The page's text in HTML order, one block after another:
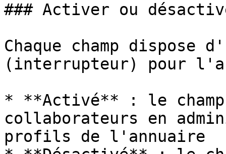
### Activer ou
Chaque champ dispose
(interrupteur) pour
* **Activé** : le
collaborateurs en
profils de l'annuaire